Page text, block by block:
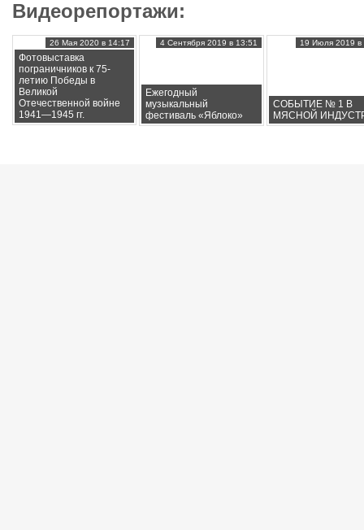
Видеорепортажи:
Фотовыставка
пограничников к 75-
летию Победы в
Великой
Отечественной войне
1941—1945 гг.
26 Мая 2020 в 14:17
Ежегодный
музыкальный
фестиваль «Яблоко»
4 Сентября 2019 в 13:51
СОБЫТИЕ № 1 В
МЯСНОЙ
19 Июля 2019 в